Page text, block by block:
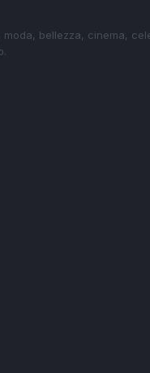
bellezza, cinema,